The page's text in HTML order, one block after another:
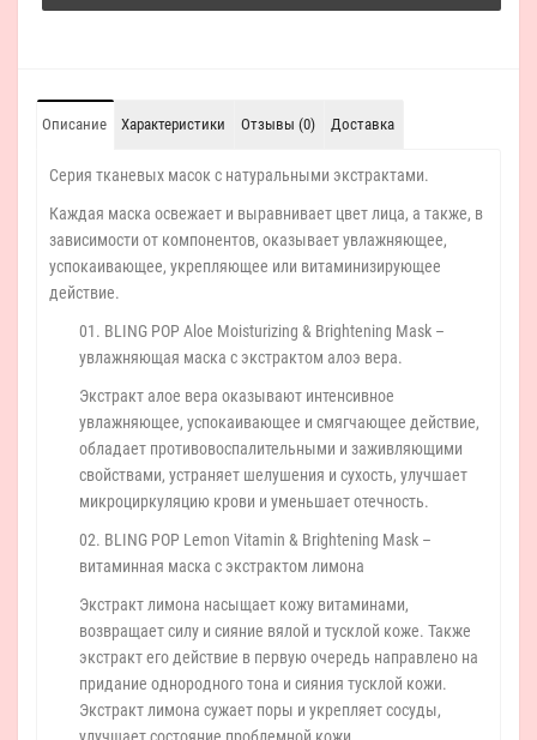
Описание Характеристики Отзывы (0) Доставка
Серия тканевых масок с натуральными экстрактами.
Каждая маска освежает и выравнивает цвет лица, а также, в
зависимости от компонентов, оказывает увлажняющее,
успокаивающее, укрепляющее или витаминизирующее
действие.
01. BLING POP Aloe Moisturizing & Brightening Mask –
увлажняющая маска с экстрактом алоэ вера.
Экстракт алое вера оказывают интенсивное
увлажняющее, успокаивающее и смягчающее действие,
обладает противовоспалительными и заживляющими
свойствами, устраняет шелушения и сухость, улучшает
микроциркуляцию крови и уменьшает отечность.
02. BLING POP Lemon Vitamin & Brightening Mask –
витаминная маска с экстрактом лимона
Экстракт лимона насыщает кожу витаминами,
возвращает силу и сияние вялой и тусклой коже. Также
экстракт его действие в первую очередь направлено на
придание однородного тона и сияния тусклой кожи.
Экстракт лимона сужает поры и укрепляет сосуды,